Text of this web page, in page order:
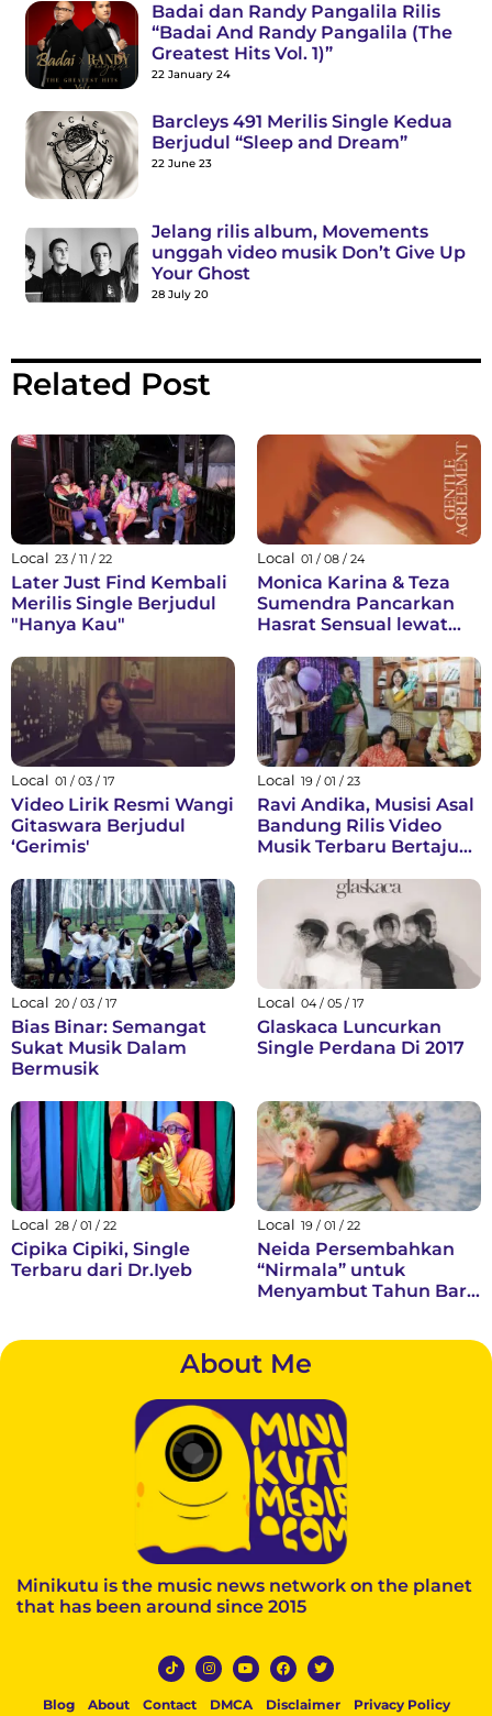
Badai dan Randy Pangalila Rilis
“Badai And Randy Pangalila (The
Greatest Hits Vol. 1)”
22 January 24
Barcleys 491 Merilis Single Kedua
Berjudul “Sleep and Dream”
22 June 23
Jelang rilis album, Movements
unggah video musik Don’t Give Up
Your Ghost
28 July 20
Related Post
Local 23 / 11 / 22
Later Just Find Kembali
Merilis Single Berjudul
"Hanya Kau"
Local 01 / 08 / 24
Monica Karina & Teza
Sumendra Pancarkan
Hasrat Sensual lewat
Agreement”
Local 01 / 03 / 17
Video Lirik Resmi Wangi
Gitaswara Berjudul
‘Gerimis'
Local 19 / 01 / 23
Ravi Andika, Musisi Asal
Bandung Rilis Video
Musik Terbaru Bertajuk
Local 20 / 03 / 17
Bias Binar: Semangat
Sukat Musik Dalam
Bermusik
Local 04 / 05 / 17
Glaskaca Luncurkan
Single Perdana Di 2017
Local 28 / 01 / 22
Cipika Cipiki, Single
Terbaru dari Dr.Iyeb
Local 19 / 01 / 22
Neida Persembahkan
“Nirmala” untuk
Menyambut Tahun Baru
About Me
Minikutu is the music news network on the planet
that has been around since 2015
Blog About Contact DMCA Disclaimer Privacy Policy